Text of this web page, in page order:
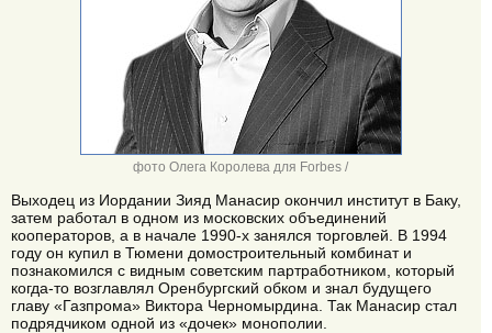
фото Олега Королева для Forbes /
Выходец из Иордании Зияд Манасир окончил институт в Баку,
затем работал в одном из московских объединений
кооператоров, а в начале 1990-х занялся торговлей. В 1994
году он купил в Тюмени домостроительный комбинат и
познакомился с видным советским партработником, который
когда-то возглавлял Оренбургский обком и знал будущего
главу «Газпрома» Виктора Черномырдина. Так Манасир стал
подрядчиком одной из «дочек» монополии.